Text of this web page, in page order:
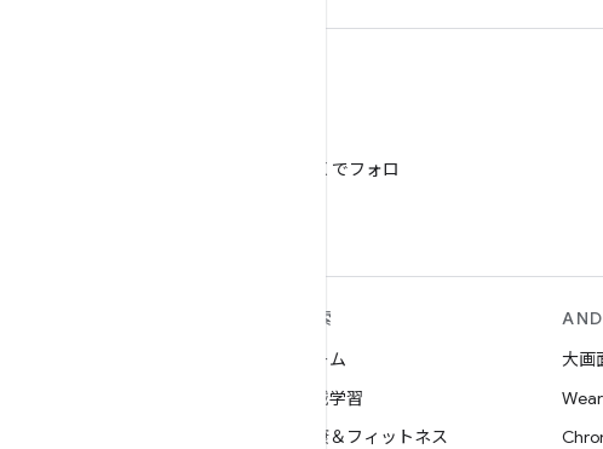
@AndroidDev を X でフォロ
探索
ゲーム
機械学習
健康＆フィットネス
大画